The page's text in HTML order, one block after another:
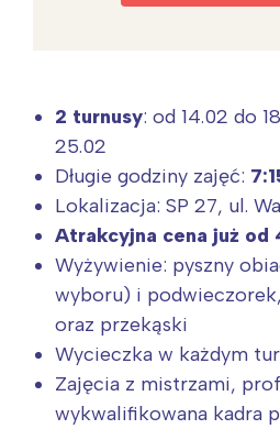
2 turnusy: od 14.02 do
25.02
Długie godziny zajęć:
Lokalizacja: SP 27, ul.
Atrakcyjna cena już od
Wyżywienie: pyszny
wyboru) i
oraz przekąski
Wycieczka w każdym
Zajęcia z mistrzami,
wykwalifikowana kadra